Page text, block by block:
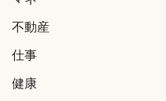
不動産
仕事
健康